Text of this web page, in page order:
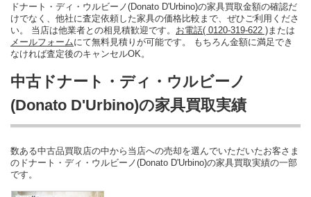
ドナート・ディ・ウルビーノ(Donato D'Urbino)の家具買取金額の確認だ
けでなく、他社に査定依頼した家具の価格比較まで、ぜひご利用くださ
い。 当店は他業者との相見積歓迎です。 お電話( 0120-319-622 ) または
メールフォームにて無料見積りが可能です。 もちろん金額に満足でき
なければ査定後のキャンセルOK。
中古ドナート・ディ・ウルビーノ
(Donato D'Urbino)の家具買取実績
数ある中古品買取店の中から当店への売却を選んでいただいたお客さま
のドナート・ディ・ウルビーノ(Donato D'Urbino)の家具買取実績の一部
です。